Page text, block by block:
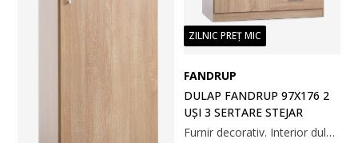
ZILNIC PREȚ MIC
FANDRUP
DULAP FANDRUP 97X176 2
UȘI 3 SERTARE STEJAR
Furnir decorativ. Interior dulap: 3 rafturi și 1 bară pentru umerașe. 97x176x50 cm